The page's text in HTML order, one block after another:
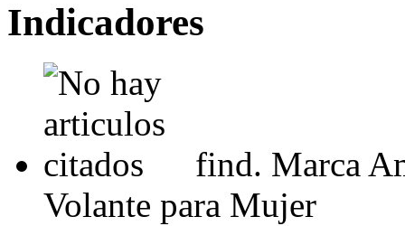
Indicadores
find. Marca
Volante para Mujer